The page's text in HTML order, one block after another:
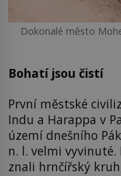
Dokonalé město
Bohatí jsou čistí
První městské
Indu a Harappa v
území dnešního
n. l. velmi
znali hrnčířský